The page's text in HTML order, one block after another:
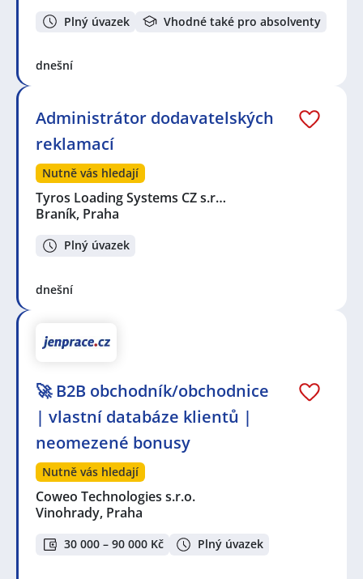
Plný úvazek Vhodné také pro absolventy
dnešní
Administrátor dodavatelských
reklamací
Nutně vás hledají
Tyros Loading Systems CZ s.r…
Braník, Praha
Plný úvazek
dnešní
🚀 B2B obchodník/obchodnice
| vlastní databáze klientů |
neomezené bonusy
Nutně vás hledají
Coweo Technologies s.r.o.
Vinohrady, Praha
30 000 – 90 000 Kč Plný úvazek